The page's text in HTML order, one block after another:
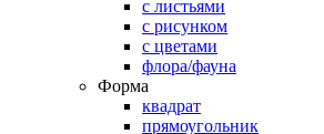
с листьями
с рисунком
с цветами
флора/фауна
Форма
квадрат
прямоугольник